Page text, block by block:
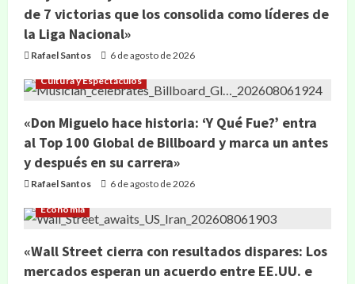
de 7 victorias que los consolida como líderes de
la Liga Nacional»
Rafael Santos 6 de agosto de 2026
Cultura y Espectáculos
«Don Miguelo hace historia: ‘Y Qué Fue?’ entra
al Top 100 Global de Billboard y marca un antes
y después en su carrera»
Rafael Santos 6 de agosto de 2026
Economía
«Wall Street cierra con resultados dispares: Los
mercados esperan un acuerdo entre EE.UU. e